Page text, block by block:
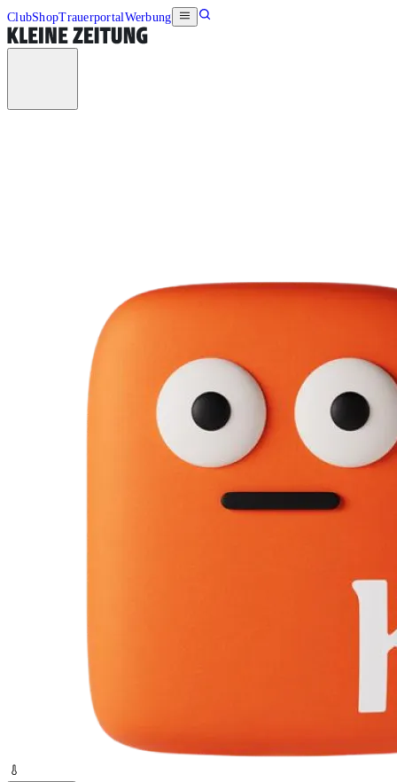
ClubShopTrauerportalWerbung